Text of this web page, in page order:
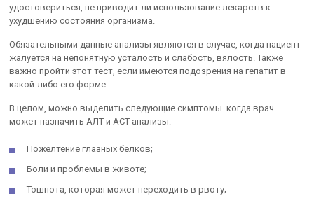
удостовериться, не приводит ли использование лекарств к
ухудшению состояния организма.
Обязательными данные анализы являются в случае, когда пациент
жалуется на непонятную усталость и слабость, вялость. Также
важно пройти этот тест, если имеются подозрения на гепатит в
какой-либо его форме.
В целом, можно выделить следующие симптомы. когда врач
может назначить АЛТ и АСТ анализы:
Пожелтение глазных белков;
Боли и проблемы в животе;
Тошнота, которая может переходить в рвоту;